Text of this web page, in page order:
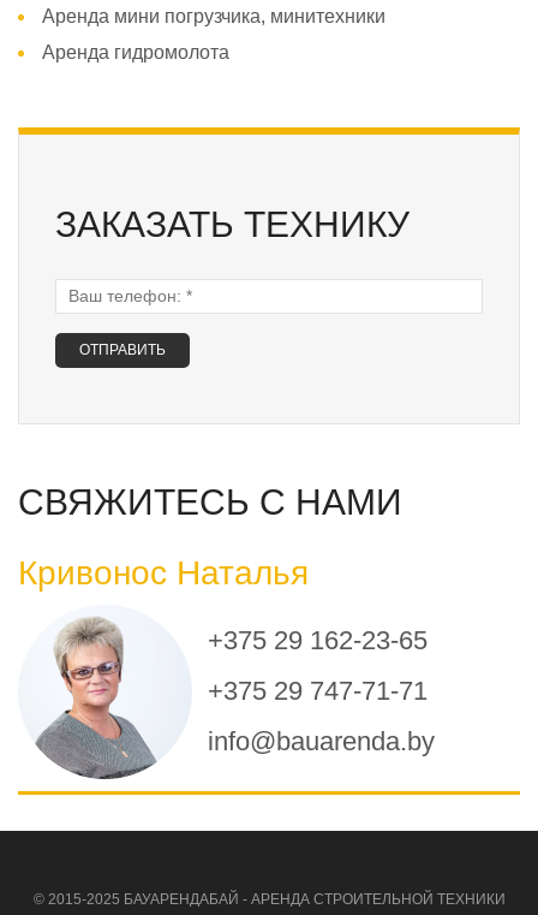
Аренда мини погрузчика, минитехники
Аренда гидромолота
ЗАКАЗАТЬ ТЕХНИКУ
Ваш телефон:
СВЯЖИТЕСЬ С НАМИ
Кривонос Наталья
+375 29 162-23-65
+375 29 747-71-71
info@bauarenda.by
© 2015-2025 БАУАРЕНДАБАЙ - АРЕНДА СТРОИТЕЛЬНОЙ ТЕХНИКИ